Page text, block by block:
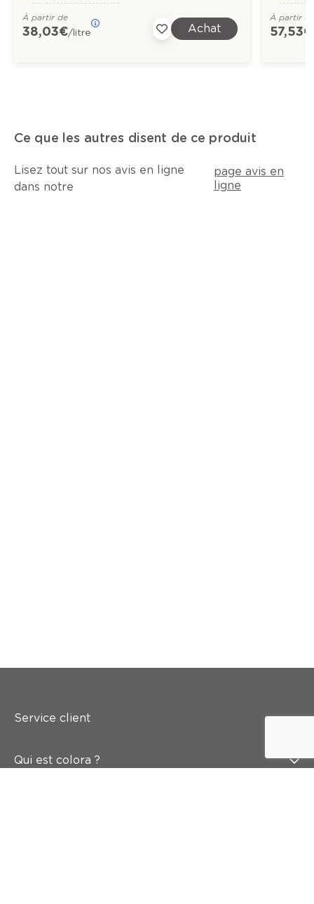
À partir de
38,03 €/litre Achat
À partir
57,53 €
Ce que les autres disent de ce produit
Lisez tout sur nos avis en ligne
dans notre
page avis en
ligne
Service client
Qui est colora ?